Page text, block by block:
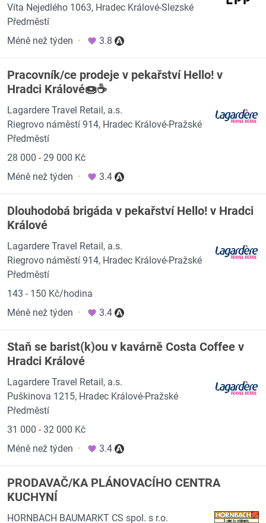
Víta Nejedlého 1063, Hradec Králové-Slezské
Předměstí
Méně než týden · 3.8
Pracovník/ce prodeje v pekařství Hello! v
Hradci Králové🍩☕
Lagardere Travel Retail, a.s.
Riegrovo náměstí 914, Hradec Králové-Pražské
Předměstí
28 000 - 29 000 Kč
Méně než týden · 3.4
Dlouhodobá brigáda v pekařství Hello! v Hradci
Králové
Lagardere Travel Retail, a.s.
Riegrovo náměstí 914, Hradec Králové-Pražské
Předměstí
143 - 150 Kč/hodina
Méně než týden · 3.4
Staň se barist(k)ou v kavárně Costa Coffee v
Hradci Králové
Lagardere Travel Retail, a.s.
Puškinova 1215, Hradec Králové-Pražské
Předměstí
31 000 - 32 000 Kč
Méně než týden · 3.4
PRODAVAČ/KA PLÁNOVACÍHO CENTRA
KUCHYNÍ
HORNBACH BAUMARKT CS spol. s r.o.